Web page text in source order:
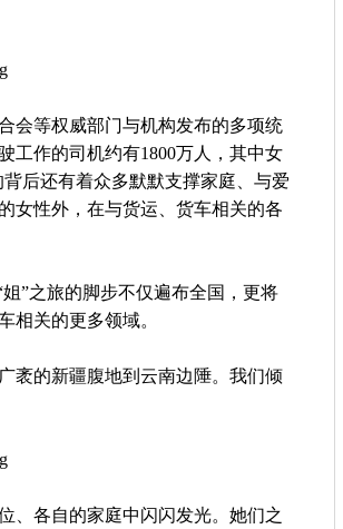
会等权威部门与机构发布的多项统
工作的司机约有1800万人，其中女
后还有着众多默默支撑家庭、与爱
女性外，在与货运、货车相关的各
”之旅的脚步不仅遍布全国，更将
相关的更多领域。
袤的新疆腹地到云南边陲。我们倾
、各自的家庭中闪闪发光。她们之